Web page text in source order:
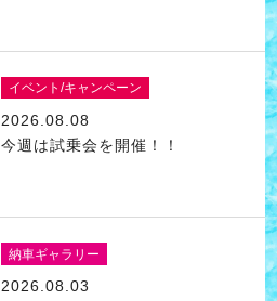
イベント/キャンペーン
2026.08.08
今週は試乗会を開催！！
納車ギャラリー
2026.08.03